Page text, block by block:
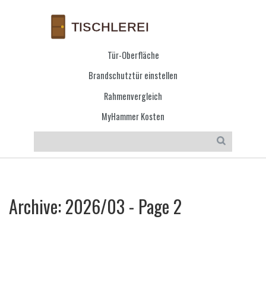
Tür-Oberfläche
Brandschutztür einstellen
Rahmenvergleich
MyHammer Kosten
Archive: 2026/03 - Page 2